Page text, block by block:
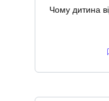
Чому дитина